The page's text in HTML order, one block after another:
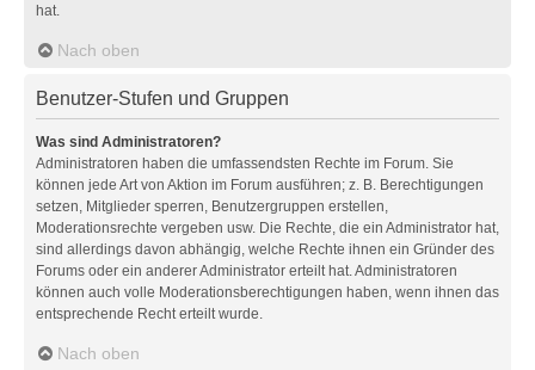
hat.
Nach oben
Benutzer-Stufen und Gruppen
Was sind Administratoren?
Administratoren haben die umfassendsten Rechte im Forum. Sie
können jede Art von Aktion im Forum ausführen; z. B. Berechtigungen
setzen, Mitglieder sperren, Benutzergruppen erstellen,
Moderationsrechte vergeben usw. Die Rechte, die ein Administrator hat,
sind allerdings davon abhängig, welche Rechte ihnen ein Gründer des
Forums oder ein anderer Administrator erteilt hat. Administratoren
können auch volle Moderationsberechtigungen haben, wenn ihnen das
entsprechende Recht erteilt wurde.
Nach oben